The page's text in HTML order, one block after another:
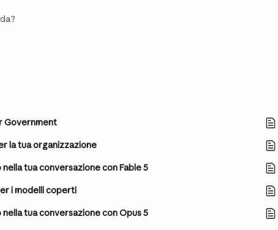
Government
la tua organizzazione
tua conversazione con Fable 5
i modelli coperti
tua conversazione con Opus 5